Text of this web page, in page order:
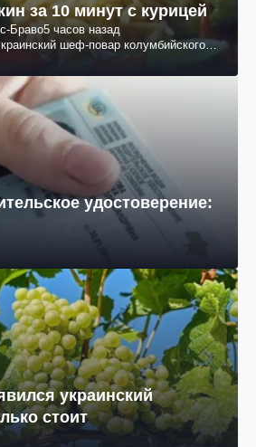
за 10 минут с курицей
Браво5 часов назад
шеф-повар колумбийского
удостоверение:
украинский
стоит